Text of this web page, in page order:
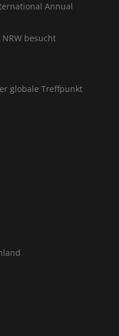
Annual
besucht
globale Treffpunkt